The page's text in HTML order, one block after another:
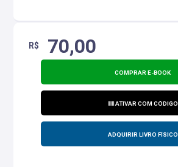
R$ 70,00
COMPRAR E-BOOK
ATIVAR COM CÓDIGO
ADQUIRIR LIVRO FÍSICO